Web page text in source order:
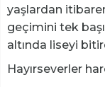
yaşlardan
geçimini tek
altında liseyi
Hayırseverler